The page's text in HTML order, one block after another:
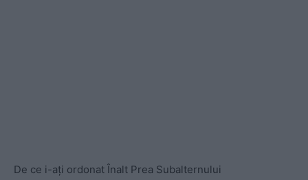
De ce i-ați ordonat Înalt Prea Subalternului